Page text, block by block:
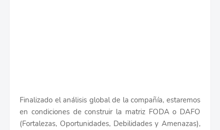
Finalizado el análisis global de la compañía, estaremos
en condiciones de construir la matriz FODA o DAFO
(Fortalezas, Oportunidades, Debilidades y Amenazas),